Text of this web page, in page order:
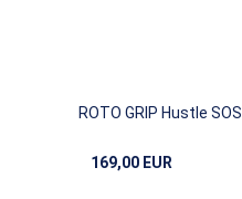
ROTO GRIP Hustle SOS
169,00 EUR